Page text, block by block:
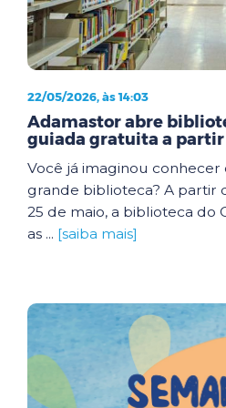
22/05/2026, às 14:03
Adamastor abre
guiada gratuita a
Você já imaginou conhecer
grande biblioteca? A partir
25 de maio, a biblioteca do
as ... [saiba mais]